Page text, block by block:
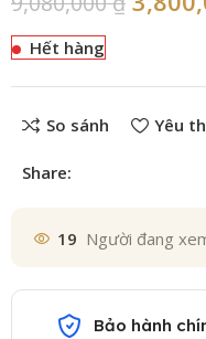
Hết hàng
So sánh Yêu
Share:
19 Người đang
Bảo hành